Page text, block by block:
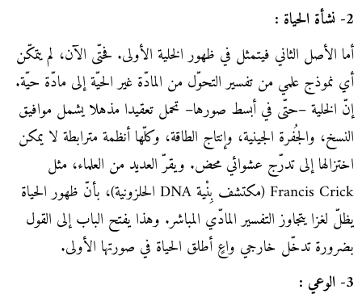
2- نشأة الحياة :
أما الأصل الثاني فيتمثل في ظهور الخلية الأولى. فحتّى الآن، لم يتمكّن
أي نموذج علمي من تفسير التحوّل من المادّة غير الحيّة إلى مادّة حيّة.
إنّ الخلية –حتّى في أبسط صورها– تحمل تعقيدا مذهلا يشمل موافيق
النسخ، والجُفرة الجينية، وإنتاج الطاقة، وكلّها أنظمة مترابطة لا يمكن
اختزالها إلى تدرّج عشوائي محض. ويقرّ العديد من العلماء، مثل
Francis Crick (مكتشف بِنْية DNA الحلزونية)، بأنّ ظهور الحياة
يظلّ لغزا يتجاوز التفسير المادّي المباشر. وهذا يفتح الباب إلى القول
بضرورة تدخّل خارجي واعٍ أطلق الحياة في صورتها الأولى.
3- الوعي :